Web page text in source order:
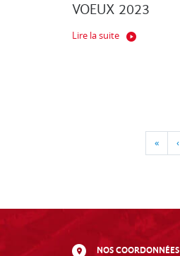
VOEUX 2023
Lire la suite
« ‹
NOS COORDONNÉES